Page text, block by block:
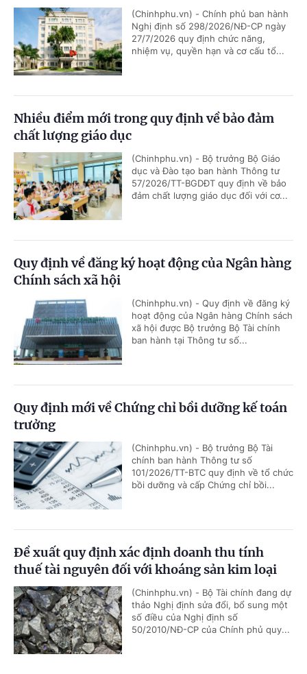
(Chinhphu.vn) - Chính phủ ban hành
Nghị định số 298/2026/NĐ-CP ngày
27/7/2026 quy định chức năng,
nhiệm vụ, quyền hạn và cơ cấu tổ...
Nhiều điểm mới trong quy định về bảo đảm
chất lượng giáo dục
(Chinhphu.vn) - Bộ trưởng Bộ Giáo
dục và Đào tạo ban hành Thông tư
57/2026/TT-BGDĐT quy định về bảo
đảm chất lượng giáo dục đối với cơ...
Quy định về đăng ký hoạt động của Ngân hàng
Chính sách xã hội
(Chinhphu.vn) - Quy định về đăng ký
hoạt động của Ngân hàng Chính sách
xã hội được Bộ trưởng Bộ Tài chính
ban hành tại Thông tư số...
Quy định mới về Chứng chỉ bồi dưỡng kế toán
trưởng
(Chinhphu.vn) - Bộ trưởng Bộ Tài
chính ban hành Thông tư số
101/2026/TT-BTC quy định về tổ chức
bồi dưỡng và cấp Chứng chỉ bồi...
Đề xuất quy định xác định doanh thu tính
thuế tài nguyên đối với khoáng sản kim loại
(Chinhphu.vn) - Bộ Tài chính đang dự
thảo Nghị định sửa đổi, bổ sung một
số điều của Nghị định số
50/2010/NĐ-CP của Chính phủ quy...